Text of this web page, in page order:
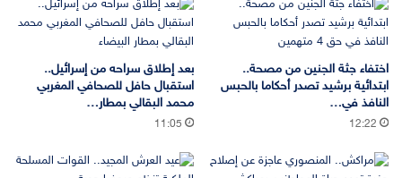
اختفاء جثة الجنين من مصحة..
ابتدائية برشيد تصدر أحكاما بالحبس
النافذ في…
12:22
بعد إطلاق سراحه من إسرائيل..
استقبال حافل للصحافي المغربي
محمد البقالي بمطار…
11:05